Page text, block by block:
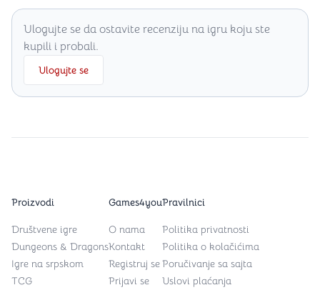
Ulogujte se da ostavite recenziju na igru koju ste
kupili i probali.
Ulogujte se
Proizvodi
Društvene igre
Dungeons & Dragons
Igre na srpskom
TCG
Games4you
O nama
Kontakt
Registruj se
Prijavi se
Pravilnici
Politika privatnosti
Politika o kolačićima
Poručivanje sa sajta
Uslovi plaćanja